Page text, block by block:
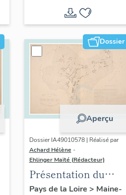
Dossier
Aperçu
Dossier IA49010578 | Réalisé par
Achard Hélène -
Ehlinger Maïté (Rédacteur)
Présentation du
patrimoine
Pays de la Loire > Maine-